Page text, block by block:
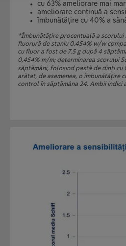
cu 63% ameliorare mai
ameliorare continuă a
îmbunătăţire cu 40% a
*Îmbunătăţire procentuală a scorului
fluorură de staniu 0.454% w/w
cu fluor a fost de 7.5 g după 4
0,454% m/m; determinarea scorului
săptămâni, folosind pastă de dinţi
arătat, de asemenea, o îmbunătăţire
control în săptămâna 24. Ambii indici